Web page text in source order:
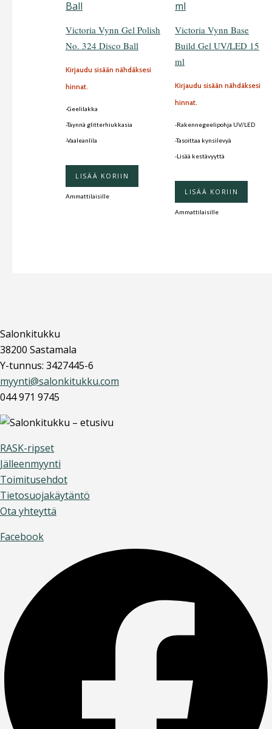
Victoria Vynn Gel Polish
No. 324 Disco Ball
Kirjaudu sisään nähdäksesi
hinnat.
-Geelilakka
-Täynnä glitterhiukkasia
-Vaaleanlila
LISÄÄ KORIIN
Ammattilaisille
Victoria Vynn Base
Build Gel UV/LED 15
ml
Kirjaudu sisään nähdäksesi
hinnat.
-Rakennegeelipohja UV/LED
-Tasoittaa kynsilevyä
-Lisää kestävyyttä
LISÄÄ KORIIN
Ammattilaisille
Salonkitukku
38200 Sastamala
Y-tunnus: 3427445-6
myynti@salonkitukku.com
044 971 9745
RASK-ripset
Jälleenmyynti
Toimitusehdot
Tietosuojakäytäntö
Ota yhteyttä
Facebook